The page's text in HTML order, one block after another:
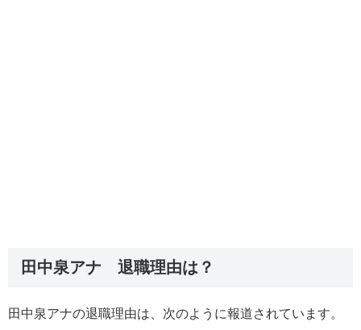
田中泉アナ 退職理由は？
田中泉アナの退職理由は、次のように報道されています。